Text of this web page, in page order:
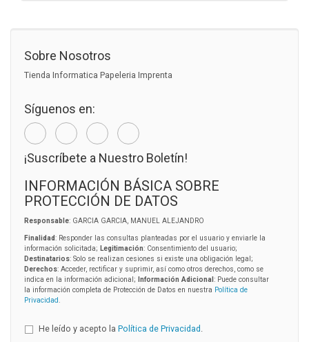
Sobre Nosotros
Tienda Informatica Papeleria Imprenta
Síguenos en:
¡Suscríbete a Nuestro Boletín!
INFORMACIÓN BÁSICA SOBRE
PROTECCIÓN DE DATOS
Responsable: GARCIA GARCIA, MANUEL ALEJANDRO
Finalidad: Responder las consultas planteadas por el usuario y enviarle la
información solicitada; Legitimación: Consentimiento del usuario;
Destinatarios: Solo se realizan cesiones si existe una obligación legal;
Derechos: Acceder, rectificar y suprimir, así como otros derechos, como se
indica en la información adicional;
Información Adicional : Puede consultar
la información completa de Protección de Datos en nuestra Política de
Privacidad
He leído y acepto la Política de Privacidad